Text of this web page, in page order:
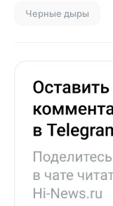
Черные дыры